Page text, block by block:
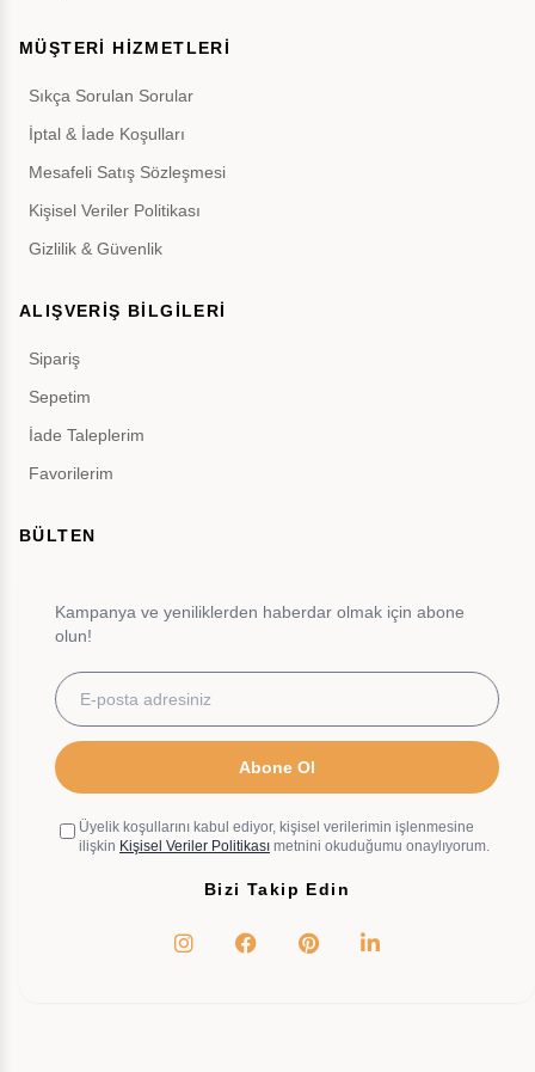
MÜŞTERİ HİZMETLERİ
Sıkça Sorulan Sorular
İptal & İade Koşulları
Mesafeli Satış Sözleşmesi
Kişisel Veriler Politikası
Gizlilik & Güvenlik
ALIŞVERİŞ BİLGİLERİ
Sipariş
Sepetim
İade Taleplerim
Favorilerim
BÜLTEN
Kampanya ve yeniliklerden haberdar olmak için abone
olun!
Abone Ol
Üyelik koşullarını kabul ediyor, kişisel verilerimin işlenmesine
ilişkin Kişisel Veriler Politikası metnini okuduğumu onaylıyorum.
Bizi Takip Edin